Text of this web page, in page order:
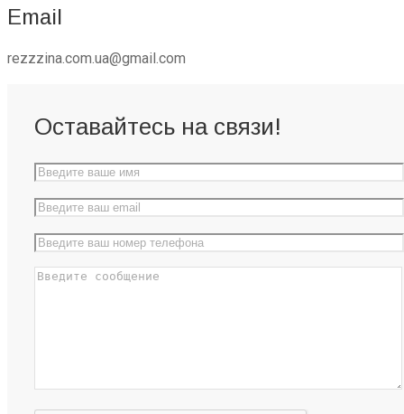
Email
rezzzina.com.ua@gmail.com
Оставайтесь на связи!